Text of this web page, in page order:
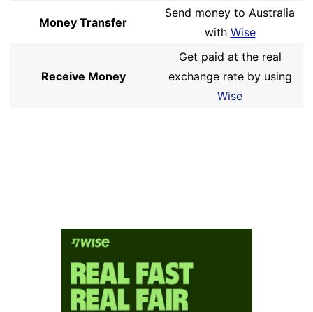
Money Transfer
Send money to Australia
with Wise
Receive Money
Get paid at the real
exchange rate by using
Wise